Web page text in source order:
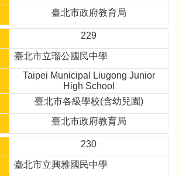
臺北市政府教育局
229
臺北市立瑠公國民中學
Taipei Municipal Liugong Junior
High School
臺北市各級學校(含幼兒園)
臺北市政府教育局
230
臺北市立興雅國民中學